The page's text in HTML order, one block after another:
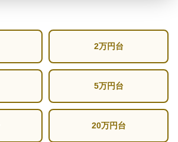
2万円台
5万円台
20万円台